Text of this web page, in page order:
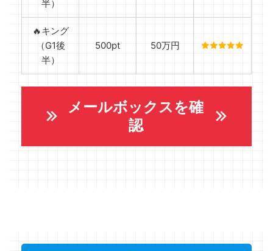
半）
🔥キング
（G1後
半）
500pt 50万円
メールボックスを確
認